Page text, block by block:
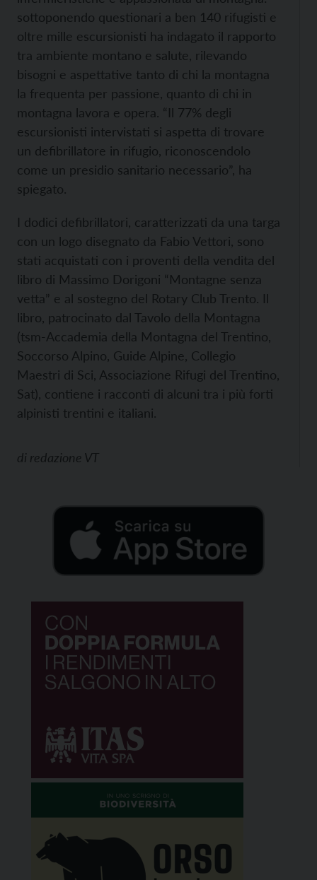
sottoponendo questionari a ben 140 rifugisti e
oltre mille escursionisti ha indagato il rapporto
tra ambiente montano e salute, rilevando
bisogni e aspettative tanto di chi la montagna
la frequenta per passione, quanto di chi in
montagna lavora e opera. “Il 77% degli
escursionisti intervistati si aspetta di trovare
un defibrillatore in rifugio, riconoscendolo
come un presidio sanitario necessario”, ha
spiegato.
I dodici defibrillatori, caratterizzati da una targa
con un logo disegnato da Fabio Vettori, sono
stati acquistati con i proventi della vendita del
libro di Massimo Dorigoni “Montagne senza
vetta” e al sostegno del Rotary Club Trento. Il
libro, patrocinato dal Tavolo della Montagna
(tsm-Accademia della Montagna del Trentino,
Soccorso Alpino, Guide Alpine, Collegio
Maestri di Sci, Associazione Rifugi del Trentino,
Sat), contiene i racconti di alcuni tra i più forti
alpinisti trentini e italiani.
di redazione VT